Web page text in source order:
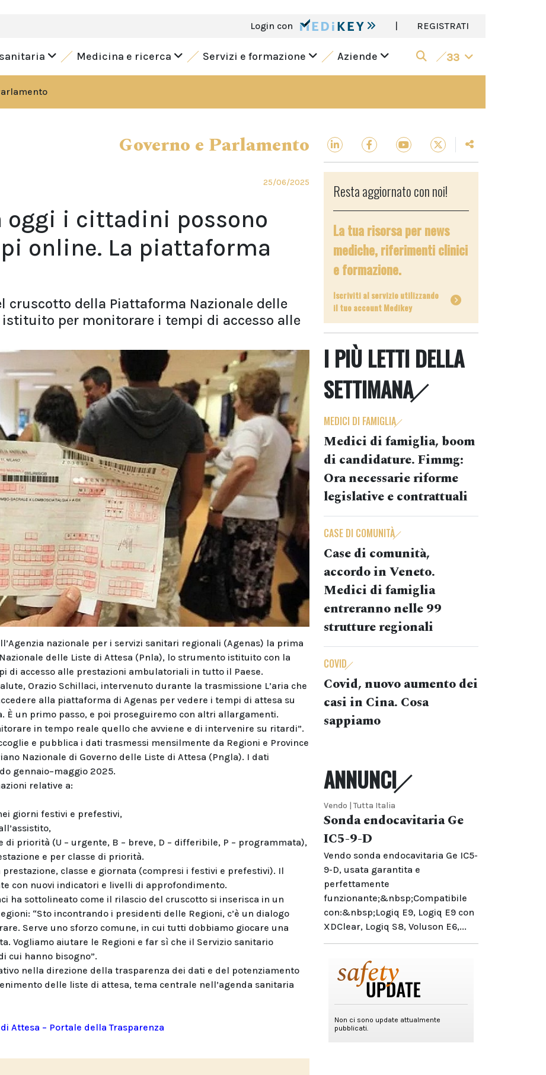
Login con | REGISTRATI
Medicina e ricerca Servizi e formazione Aziende 33
Governo e Parlamento
25/06/2025
oggi i cittadini possono
online. La piattaforma
cruscotto della Piattaforma Nazionale delle
per monitorare i tempi di accesso alle
nazionale per i servizi sanitari regionali (Agenas) la prima
delle Liste di Attesa (Pnla), lo strumento istituito con la
di accesso alle prestazioni ambulatoriali in tutto il Paese.
Orazio Schillaci, intervenuto durante la trasmissione L’aria che
alla piattaforma di Agenas per vedere i tempi di attesa su
È un primo passo, e poi proseguiremo con altri allargamenti.
in tempo reale quello che avviene e di intervenire su ritardi”.
e pubblica i dati trasmessi mensilmente da Regioni e Province
Nazionale di Governo delle Liste di Attesa (Pngla). I dati
gennaio–maggio 2025.
relative a:
giorni festivi e prefestivi,
di priorità (U – urgente, B – breve, D – differibile, P – programmata),
e per classe di priorità.
classe e giornata (compresi i festivi e prefestivi). Il
con nuovi indicatori e livelli di approfondimento.
ha sottolineato come il rilascio del cruscotto si inserisca in un
“Sto incontrando i presidenti delle Regioni, c’è un dialogo
Serve uno sforzo comune, in cui tutti dobbiamo giocare una
Vogliamo aiutare le Regioni e far sì che il Servizio sanitario
cui hanno bisogno”.
nella direzione della trasparenza dei dati e del potenziamento
delle liste di attesa, tema centrale nell’agenda sanitaria
Attesa – Portale della Trasparenza
Resta aggiornato con noi!
La tua risorsa per news
mediche, riferimenti clinici
e formazione.
Iscriviti al servizio utilizzando
il tuo account Medikey
I PIÙ LETTI DELLA
SETTIMANA
MEDICI DI FAMIGLIA
Medici di famiglia, boom
di candidature. Fimmg:
Ora necessarie riforme
legislative e contrattuali
CASE DI COMUNITÀ
Case di comunità,
accordo in Veneto.
Medici di famiglia
entreranno nelle 99
strutture regionali
COVID
Covid, nuovo aumento dei
casi in Cina. Cosa
sappiamo
ANNUNCI
Vendo | Tutta Italia
Sonda endocavitaria Ge
IC5-9-D
Vendo sonda endocavitaria Ge IC5-
9-D, usata garantita e
perfettamente
funzionante;&nbsp;Compatibile
con:&nbsp;Logiq E9, Logiq E9 con
XDClear, Logiq S8, Voluson E6,...